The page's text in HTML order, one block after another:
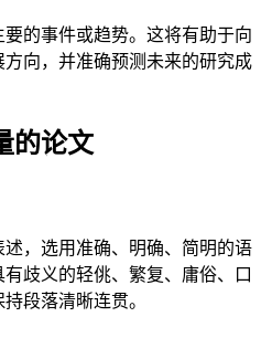
的事件或趋势。这将有助于向
向，并准确预测未来的研究成
的论文
，选用准确、明确、简明的语
歧义的轻佻、繁复、庸俗、口
段落清晰连贯。